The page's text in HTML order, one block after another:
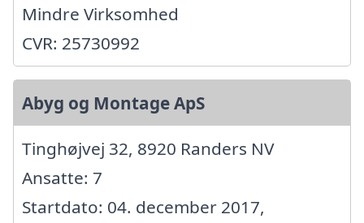
Mindre Virksomhed
CVR: 25730992
Abyg og Montage ApS
Tinghøjvej 32, 8920 Randers NV
Ansatte: 7
Startdato: 04. december 2017,